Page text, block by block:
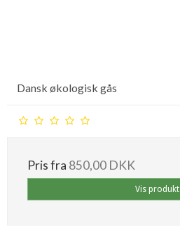
Dansk økologisk gås
Pris fra 850,00 DKK
Vis produkt